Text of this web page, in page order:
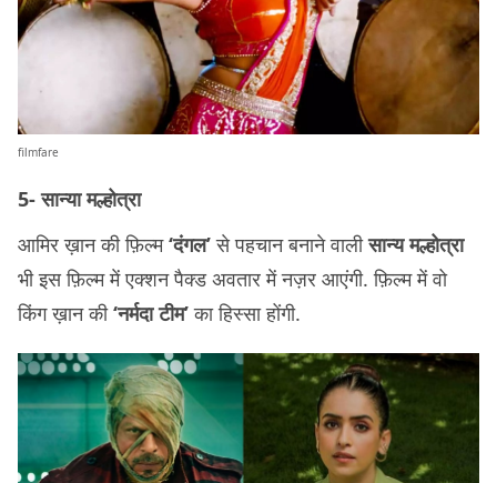
filmfare
5- सान्या मल्होत्रा
​आमिर ख़ान की फ़िल्म‘दंगल’से पहचान बनाने वालीसान्य मल्होत्रा
भी इस फ़िल्म में एक्शन पैक्ड अवतार में नज़र आएंगी. फ़िल्म में वो
किंग ख़ान की‘नर्मदा टीम’का हिस्सा होंगी.